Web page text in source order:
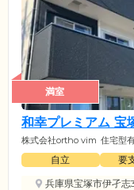
満室
和幸プレミアム 宝
株式会社ortho vim 住宅型
自立 要
兵庫県宝塚市伊孑志